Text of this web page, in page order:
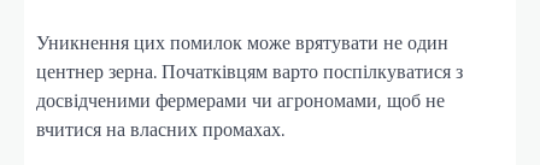
Уникнення цих помилок може врятувати не один
центнер зерна. Початківцям варто поспілкуватися з
досвідченими фермерами чи агрономами, щоб не
вчитися на власних промахах.